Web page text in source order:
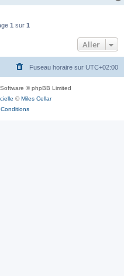
1 sur 1
Aller
Fuseau horaire sur UTC+02:00
© phpBB Limited
©Miles Cellar
Conditions